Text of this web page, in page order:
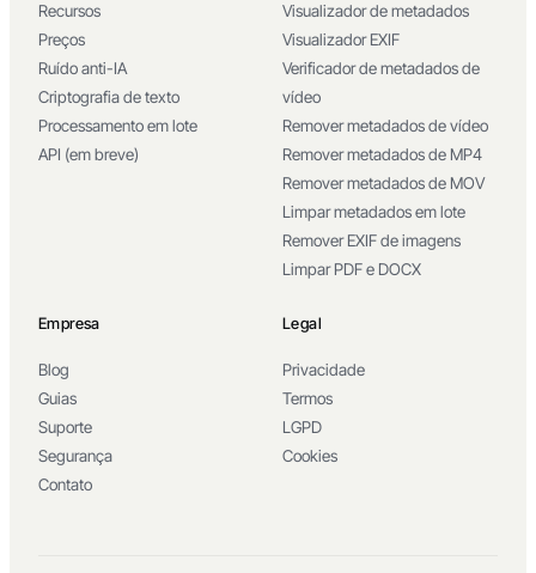
Recursos
Preços
Ruído anti-IA
Criptografia de texto
Processamento em lote
API (em breve)
Visualizador de metadados
Visualizador EXIF
Verificador de metadados de
vídeo
Remover metadados de vídeo
Remover metadados de MP4
Remover metadados de MOV
Limpar metadados em lote
Remover EXIF de imagens
Limpar PDF e DOCX
Empresa
Blog
Guias
Suporte
Segurança
Contato
Legal
Privacidade
Termos
LGPD
Cookies